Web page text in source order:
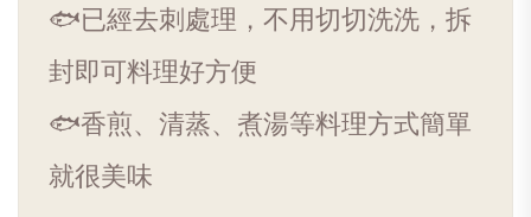
🐟已經去刺處理，不用切切洗洗，拆
封即可料理好方便
🐟香煎、清蒸、煮湯等料理方式簡單
就很美味